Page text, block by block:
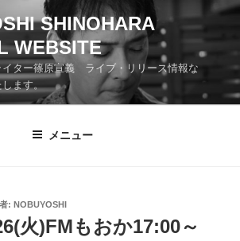
SHINOHARA
WEBSITE
イター篠原宣義 ライブ・リリース情報な
ます。
メニュー
: NOBUYOSHI
火)FMもおか17:00～